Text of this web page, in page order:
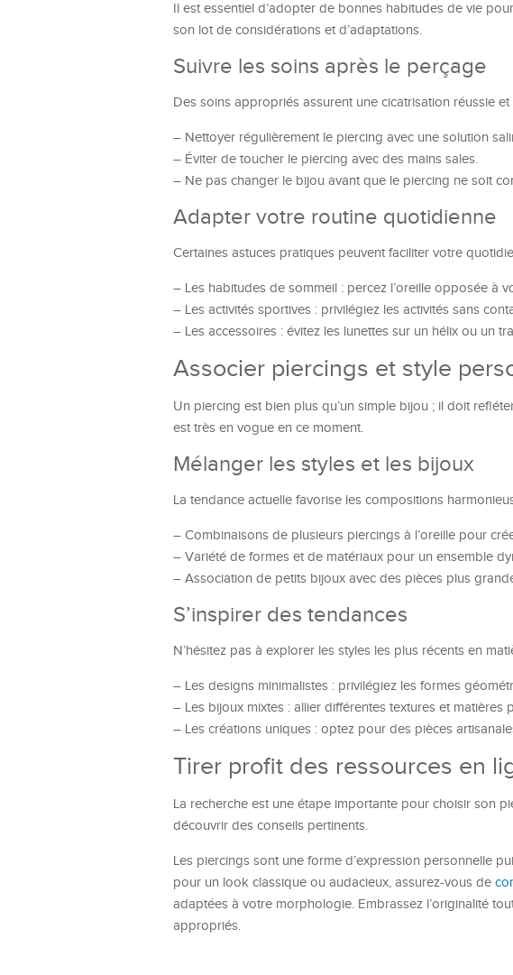
Il est essentiel d’adopter de bonnes habitudes de vie
son lot de considérations et d’adaptations.
Suivre les soins après le perçage
Des soins appropriés assurent une cicatrisation réussie
– Nettoyer régulièrement le piercing avec une solution
– Éviter de toucher le piercing avec des mains sales.
– Ne pas changer le bijou avant que le piercing ne soit
Adapter votre routine quotidienne
Certaines astuces pratiques peuvent faciliter votre
– Les habitudes de sommeil : percez l’oreille opposée à
– Les activités sportives : privilégiez les activités sans
– Les accessoires : évitez les lunettes sur un hélix ou un
Associer piercings et style
Un piercing est bien plus qu’un simple bijou ; il doit
est très en vogue en ce moment.
Mélanger les styles et les bijoux
La tendance actuelle favorise les compositions
– Combinaisons de plusieurs piercings à l’oreille pour
– Variété de formes et de matériaux pour un ensemble
– Association de petits bijoux avec des pièces plus
S’inspirer des tendances
N’hésitez pas à explorer les styles les plus récents en
– Les designs minimalistes : privilégiez les formes
– Les bijoux mixtes : allier différentes textures et matières
– Les créations uniques : optez pour des pièces
Tirer profit des ressources en
La recherche est une étape importante pour choisir son
découvrir des conseils pertinents.
Les piercings sont une forme d’expression personnelle
pour un look classique ou audacieux, assurez-vous de
adaptées à votre morphologie. Embrassez l’originalité
appropriés.